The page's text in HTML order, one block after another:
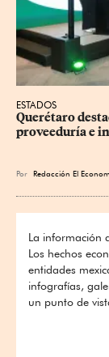
ESTADOS
Querétaro
proveeduría e
Por Redacción El
La información
Los hechos
entidades
infografías,
un punto de